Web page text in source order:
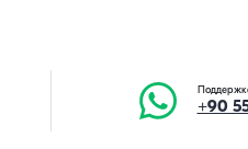
+90